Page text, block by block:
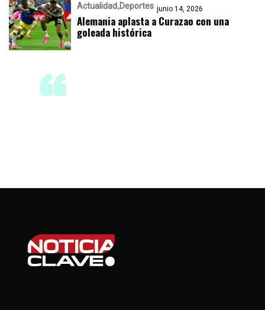
Actualidad Deportes junio 14, 2026
Alemania aplasta a Curazao con una
goleada histórica